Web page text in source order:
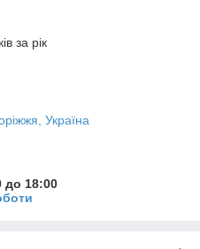
за рік
Україна
до 18:00